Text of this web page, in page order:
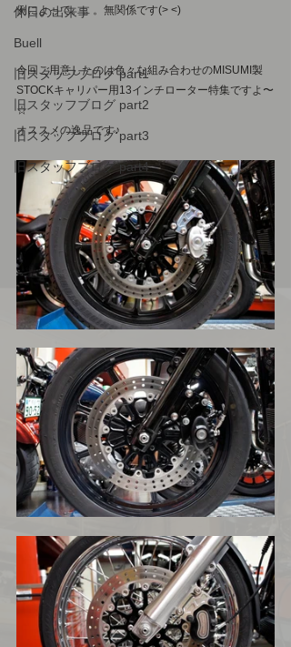
休日の出来事
Buell
旧スタッフブログ part1
旧スタッフブログ part2
旧スタッフブログ part3
旧スタッフブログ part4
例によって。。。無関係です(> <)
今回ご用意したのは色々な組み合わせのMISUMI製
STOCKキャリパー用13インチローター特集ですよ〜
☆
オススメの逸品です♪